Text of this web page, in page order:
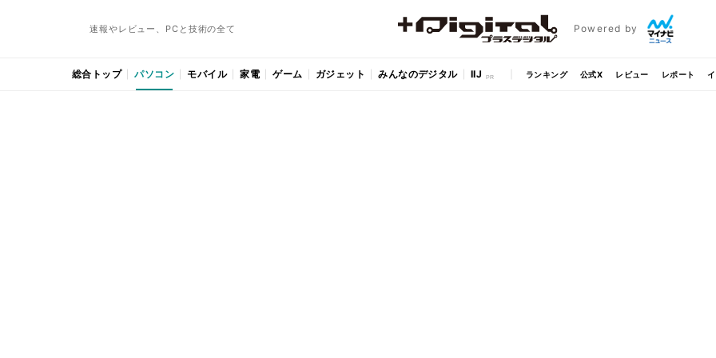
速報やレビュー、PCと技術の全て Powered by
総合トップ パソコン モバイル 家電 ゲーム ガジェット みんなのデジタル IIJ ランキング 公式X レビュー レポート